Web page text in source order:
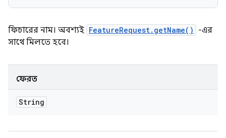
ফিচারের নাম। অবশ্যই FeatureRequest.getName()
-এর
সাথে মিলতে হবে।
ফেরত
String